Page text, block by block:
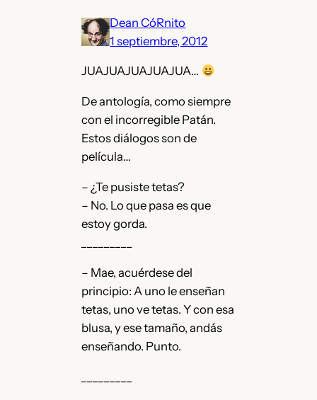
Dean CóRnito
1 septiembre, 2012
JUAJUAJUAJUAJUA…
De antología, como siempre
con el incorregible Patán.
Estos diálogos son de
película…
– ¿Te pusiste tetas?
– No. Lo que pasa es que
estoy gorda.
– Mae, acuérdese del
principio: A uno le enseñan
tetas, uno ve tetas. Y con esa
blusa, y ese tamaño, andás
enseñando. Punto.